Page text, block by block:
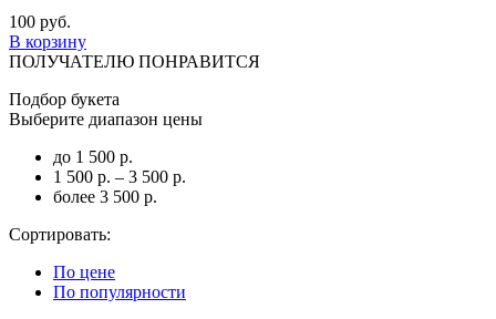
100 руб.
В корзину
ПОЛУЧАТЕЛЮ ПОНРАВИТСЯ
Подбор букета
Выберите диапазон цены
до 1 500 р.
1 500 р. – 3 500 р.
более 3 500 р.
Сортировать:
По цене
По популярности